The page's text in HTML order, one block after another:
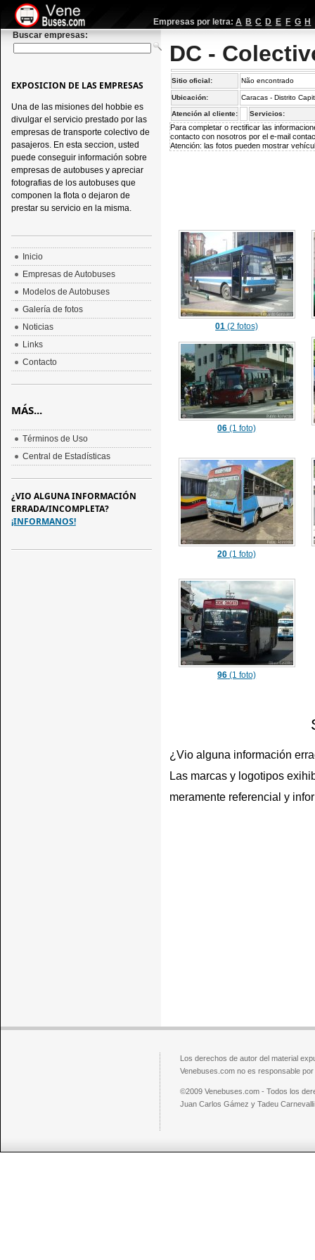
Empresas por letra: A B C D E F G H
Buscar empresas:
DC -
Sitio oficial: Não encontrado
Ubicación: Caracas - Distrito
Atención al cliente: Servicios:
Para completar o rectificar las
contacto con nosotros por el e-mail
Atención: las fotos pueden mostrar
01 (2 fotos)
06 (1 foto)
20 (1 foto)
96 (1 foto)
¿Vio alguna información
Las marcas y logotipos
meramente referencial y
EXPOSICION DE LAS EMPRESAS
Una de las misiones del hobbie es
divulgar el servicio prestado por las
empresas de transporte colectivo de
pasajeros. En esta seccion, usted
puede conseguir información sobre
empresas de autobuses y apreciar
fotografias de los autobuses que
componen la flota o dejaron de
prestar su servicio en la misma.
Inicio
Empresas de Autobuses
Modelos de Autobuses
Galería de fotos
Noticias
Links
Contacto
MÁS...
Términos de Uso
Central de Estadísticas
¿VIO ALGUNA INFORMACIÓN
ERRADA/INCOMPLETA?
¡INFORMANOS!
Los derechos de autor del material
Venebuses.com no es responsable
©2009 Venebuses.com - Todos los
Juan Carlos Gámez y Tadeu Carnevalli